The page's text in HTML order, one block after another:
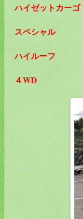
ハイゼットカーゴ
スペシャル
ハイルーフ
４WD